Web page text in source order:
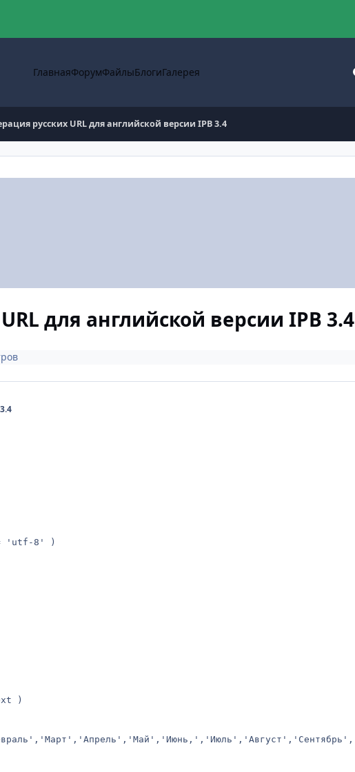
ГлавнаяФорумФайлыБлогиГалерея
русских URL для английской версии IPB 3.4
для английской версии IPB 3.4